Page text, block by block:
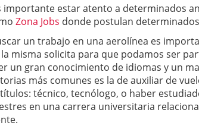
importante estar atento a determinados
Zona Jobs donde postulan
un trabajo en una aerolínea es
misma solicita para que podamos ser
un gran conocimiento de idiomas y un
más comunes es la de auxiliar de
técnico, tecnólogo, o haber
en una carrera universitaria